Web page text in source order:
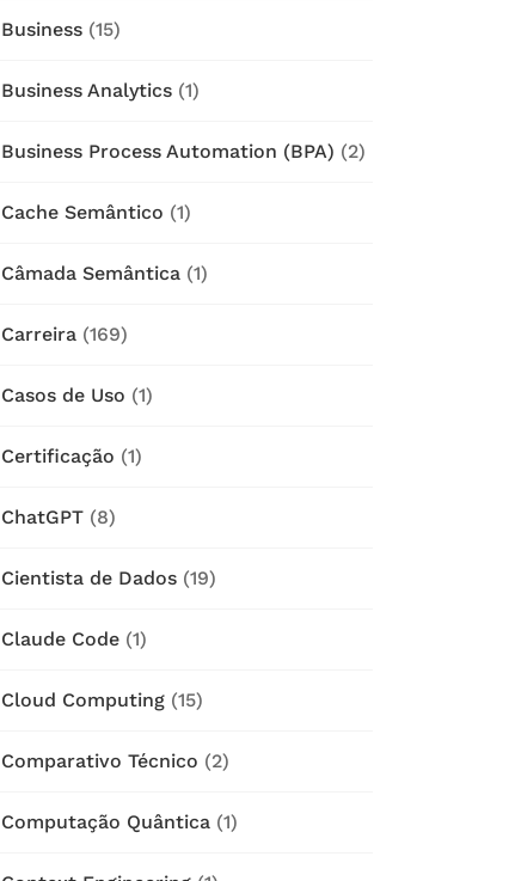
Business (15)
Business Analytics (1)
Business Process Automation (BPA) (2)
Cache Semântico (1)
Câmada Semântica (1)
Carreira (169)
Casos de Uso (1)
Certificação (1)
ChatGPT (8)
Cientista de Dados (19)
Claude Code (1)
Cloud Computing (15)
Comparativo Técnico (2)
Computação Quântica (1)